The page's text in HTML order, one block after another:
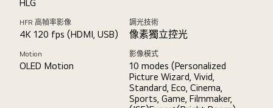
HLG
HFR 高幀率影像
4K 120 fps (HDMI, USB)
調光技術
像素獨立控光
Motion
OLED Motion
影像模式
10 modes (Personalized
Picture Wizard, Vivid,
Standard, Eco, Cinema,
Sports, Game, Filmmaker,